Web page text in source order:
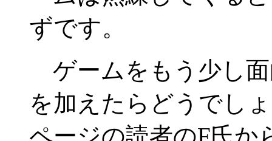
ずです。
ゲームをもう少し
を加えたらどうでし